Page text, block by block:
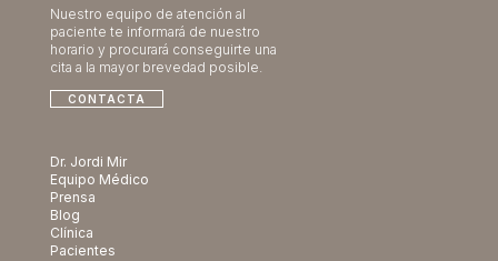
Nuestro equipo de atención al
paciente te informará de nuestro
horario y procurará conseguirte una
cita a la mayor brevedad posible.
CONTACTA
Dr. Jordi Mir
Equipo Médico
Prensa
Blog
Clínica
Pacientes